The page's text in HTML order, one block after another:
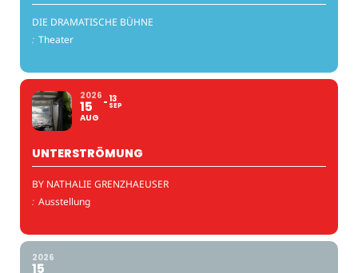
DIE DRAMATISCHE BÜHNE
: Theater
2026
15
AUG
13
SEP
UNTERSTRÖMUNG
BY NATHALIE GRENZHAEUSER
: Ausstellung
2026
15